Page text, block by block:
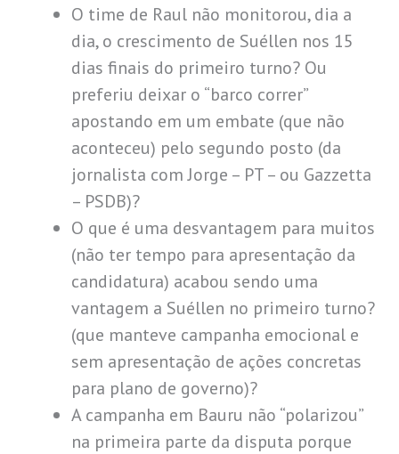
O time de Raul não monitorou, dia a
dia, o crescimento de Suéllen nos 15
dias finais do primeiro turno? Ou
preferiu deixar o “barco correr”
apostando em um embate (que não
aconteceu) pelo segundo posto (da
jornalista com Jorge – PT – ou Gazzetta
– PSDB)?
O que é uma desvantagem para muitos
(não ter tempo para apresentação da
candidatura) acabou sendo uma
vantagem a Suéllen no primeiro turno?
(que manteve campanha emocional e
sem apresentação de ações concretas
para plano de governo)?
A campanha em Bauru não “polarizou”
na primeira parte da disputa porque